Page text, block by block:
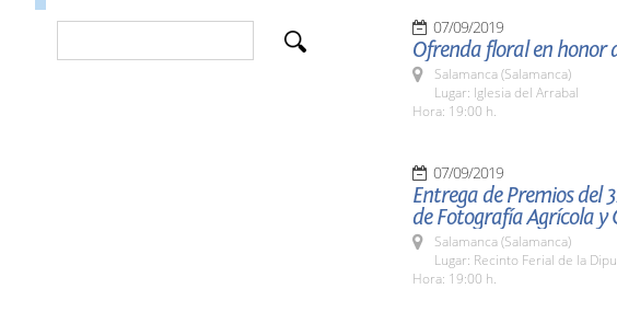
07/09/2019
Ofrenda floral en honor
Salamanca (Salamanca)
Lugar: Iglesia del Arrabal
Hora: 19:00 h.
07/09/2019
Entrega de Premios del
de Fotografía Agrícola y
Salamanca (Salamanca)
Lugar: Recinto Ferial de la
Hora: 19:00 h.